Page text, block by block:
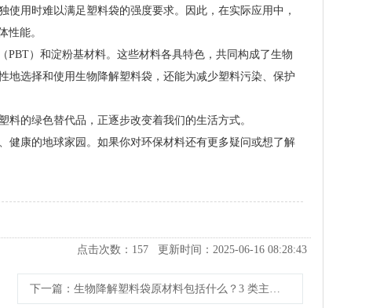
用时难以满足塑料袋的强度要求。因此，在实际应用中，
性能。
）和淀粉基材料。这些材料各具特色，共同构成了生物
地选择和使用生物降解塑料袋，还能为减少塑料污染、保护
的绿色替代品，正逐步改变着我们的生活方式。
健康的地球家园。如果你对环保材料还有更多疑问或想了解
点击次数： 157 更新时间：2025-06-16 08:28:43
下一篇 ：生物降解塑料袋原材料包括什么？3 类主要成份解析